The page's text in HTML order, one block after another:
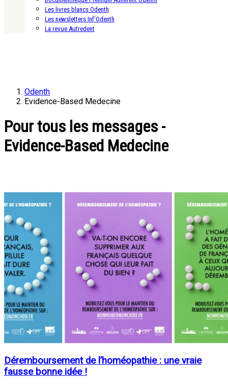
Les livres blancs Odenth
Les newsletters Inf’Odenth
La revue Autredent
Odenth
Evidence-Based Medecine
Pour tous les messages -
Evidence-Based Medecine
Déremboursement de l’homéopathie : une vraie
fausse bonne idée !